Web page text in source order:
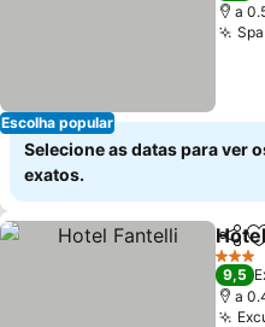
Escolha popular
a
Selecione as datas para ver
exatos.
3
9,5
a